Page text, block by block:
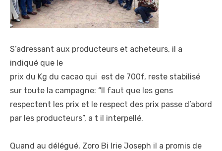
S’adressant aux producteurs et acheteurs, il a
indiqué que le
prix du Kg du cacao qui est de 700f, reste stabilisé
sur toute la campagne: “Il faut que les gens
respectent les prix et le respect des prix passe d’abord
par les producteurs”, a t il interpellé.
Quand au délégué, Zoro Bi Irie Joseph il a promis de